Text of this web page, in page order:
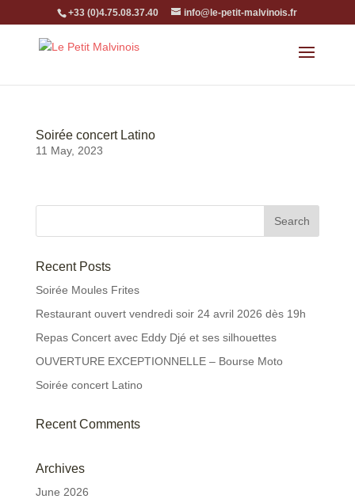
+33 (0)4.75.08.37.40 info@le-petit-malvinois.fr
Soirée concert Latino
11 May, 2023
Recent Posts
Soirée Moules Frites
Restaurant ouvert vendredi soir 24 avril 2026 dès 19h
Repas Concert avec Eddy Djé et ses silhouettes
OUVERTURE EXCEPTIONNELLE – Bourse Moto
Soirée concert Latino
Recent Comments
Archives
June 2026